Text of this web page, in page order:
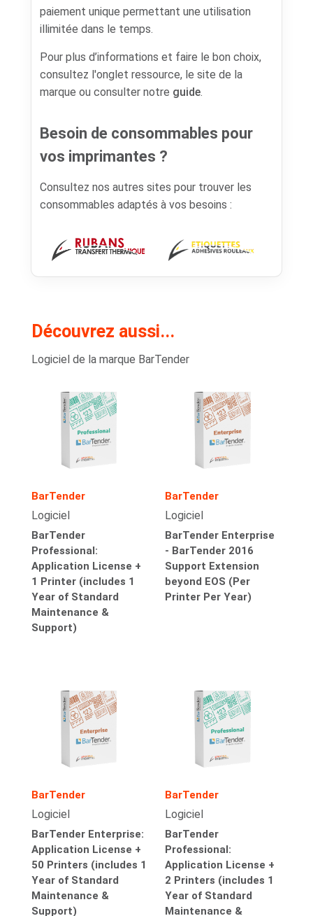
paiement unique permettant une utilisation
illimitée dans le temps.
Pour plus d’informations et faire le bon choix,
consultez l'onglet ressource, le site de la
marque ou consulter notre guide.
Besoin de consommables pour
vos imprimantes ?
Consultez nos autres sites pour trouver les
consommables adaptés à vos besoins :
Découvrez aussi...
Logiciel de la marque BarTender
BarTender
Logiciel
BarTender
Professional:
Application License +
1 Printer (includes 1
Year of Standard
Maintenance &
Support)
BarTender
Logiciel
BarTender Enterprise
- BarTender 2016
Support Extension
beyond EOS (Per
Printer Per Year)
BarTender
Logiciel
BarTender Enterprise:
Application License +
50 Printers (includes 1
Year of Standard
Maintenance &
Support)
BarTender
Logiciel
BarTender
Professional:
Application License +
2 Printers (includes 1
Year of Standard
Maintenance &